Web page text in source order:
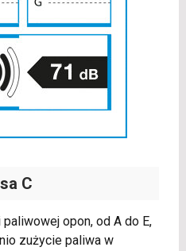
C
opon, od A do E,
zużycie paliwa w